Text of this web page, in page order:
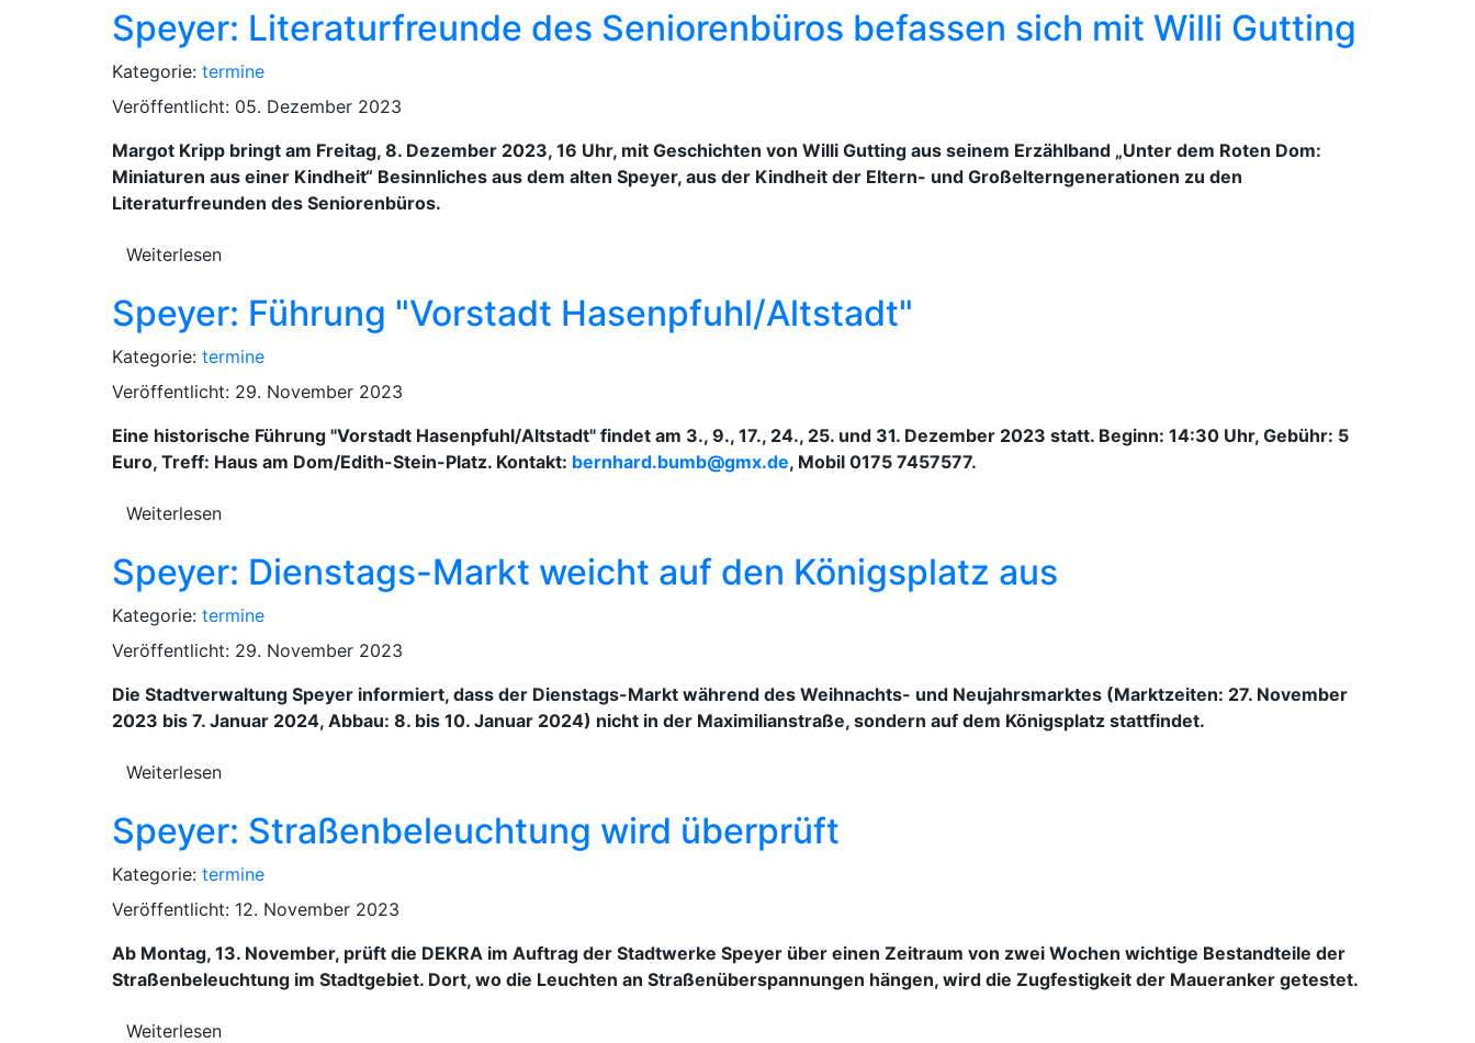
Speyer: Literaturfreunde des Seniorenbüros befassen sich mit Willi Gutting
Kategorie: termine
Veröffentlicht: 05. Dezember 2023
Margot Kripp bringt am Freitag, 8. Dezember 2023, 16 Uhr, mit Geschichten von Willi Gutting aus seinem Erzählband „Unter dem Roten Dom:
Miniaturen aus einer Kindheit“ Besinnliches aus dem alten Speyer, aus der Kindheit der Eltern- und Großelterngenerationen zu den
Literaturfreunden des Seniorenbüros.
Weiterlesen
Speyer: Führung "Vorstadt Hasenpfuhl/Altstadt"
Kategorie: termine
Veröffentlicht: 29. November 2023
Eine historische Führung "Vorstadt Hasenpfuhl/Altstadt" findet am 3., 9., 17., 24., 25. und 31. Dezember 2023 statt. Beginn: 14:30 Uhr, Gebühr: 5
Euro, Treff: Haus am Dom/Edith-Stein-Platz. Kontakt: bernhard.bumb@gmx.de, Mobil 0175 7457577.
Weiterlesen
Speyer: Dienstags-Markt weicht auf den Königsplatz aus
Kategorie: termine
Veröffentlicht: 29. November 2023
Die Stadtverwaltung Speyer informiert, dass der Dienstags-Markt während des Weihnachts- und Neujahrsmarktes (Marktzeiten: 27. November
2023 bis 7. Januar 2024, Abbau: 8. bis 10. Januar 2024) nicht in der Maximilianstraße, sondern auf dem Königsplatz stattfindet.
Weiterlesen
Speyer: Straßenbeleuchtung wird überprüft
Kategorie: termine
Veröffentlicht: 12. November 2023
Ab Montag, 13. November, prüft die DEKRA im Auftrag der Stadtwerke Speyer über einen Zeitraum von zwei Wochen wichtige Bestandteile der
Straßenbeleuchtung im Stadtgebiet. Dort, wo die Leuchten an Straßenüberspannungen hängen, wird die Zugfestigkeit der Maueranker getestet.
Weiterlesen